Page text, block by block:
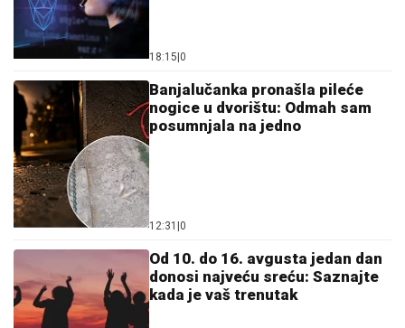
18:15 0
Banjalučanka pronašla pileće
nogice u dvorištu: Odmah sam
posumnjala na jedno
12:31 0
Od 10. do 16. avgusta jedan dan
donosi najveću sreću: Saznajte
kada je vaš trenutak